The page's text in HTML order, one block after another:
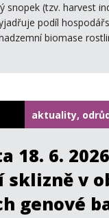
snopek (tzv. harvest
podíl
biomase
aktuality,
18. 6.
sklizně v
genové